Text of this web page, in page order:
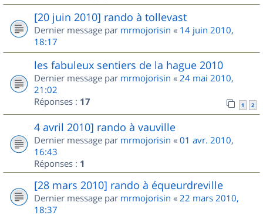
[20 juin 2010] rando à tollevast
Dernier message par mrmojorisin « 14 juin 2010,
18:17
les fabuleux sentiers de la hague 2010
Dernier message par mrmojorisin « 24 mai 2010,
21:02
Réponses : 17 1 2
4 avril 2010] rando à vauville
Dernier message par mrmojorisin « 01 avr. 2010,
16:43
Réponses : 1
[28 mars 2010] rando à équeurdreville
Dernier message par mrmojorisin « 22 mars 2010,
18:37